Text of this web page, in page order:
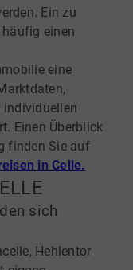
Ein zu
einen
eine
individuellen
Einen Überblick
finden Sie auf
in Celle.
sich
Hehlentor